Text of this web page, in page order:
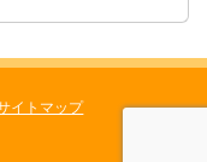
イトマップ